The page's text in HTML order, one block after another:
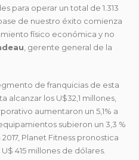
para operar un total de 1.313
de nuestro éxito comienza
físico económica y no
, gerente general de la
de franquicias de esta
alcanzar los U$32,1 millones,
aumentaron un 5,1% a
subieron un 3,3 %
Planet Fitness pronostica
415 millones de dólares.